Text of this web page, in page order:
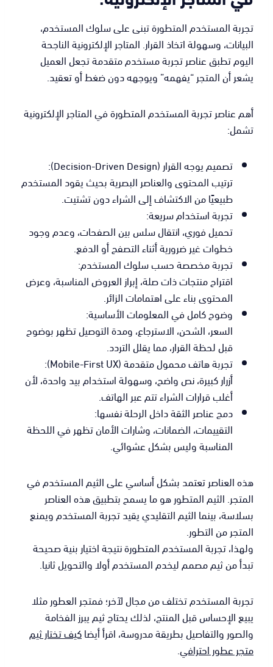
تجربة المستخدم المتطورة تبنى على سلوك المستخدم،
البيانات، وسهولة اتخاذ القرار. المتاجر الإلكترونية الناجحة
اليوم تطبق عناصر تجربة مستخدم متقدمة تجعل العميل
يشعر أن المتجر “يفهمه” ويوجهه دون ضغط أو تعقيد.
أهم عناصر تجربة المستخدم المتطورة في المتاجر الإلكترونية
تشمل:
تصميم يوجه القرار (Decision-Driven Design):
ترتيب المحتوى والعناصر البصرية بحيث يقود المستخدم
طبيعيًا من الاكتشاف إلى الشراء دون تشتيت.
تجربة استخدام سريعة:
تحميل فوري، انتقال سلس بين الصفحات، وعدم وجود
خطوات غير ضرورية أثناء التصفح أو الدفع.
تجربة مخصصة حسب سلوك المستخدم:
اقتراح منتجات ذات صلة، إبراز العروض المناسبة، وعرض
المحتوى بناء على اهتمامات الزائر.
وضوح كامل في المعلومات الأساسية:
السعر، الشحن، الاسترجاع، ومدة التوصيل تظهر بوضوح
قبل لحظة القرار، مما يقلل التردد.
تجربة هاتف محمول متقدمة (Mobile-First UX):
أزرار كبيرة، نص واضح، وسهولة استخدام بيد واحدة، لأن
أغلب قرارات الشراء تتم عبر الهاتف.
دمج عناصر الثقة داخل الرحلة نفسها:
التقييمات، الضمانات، وشارات الأمان تظهر في اللحظة
المناسبة وليس بشكل عشوائي.
هذه العناصر تعتمد بشكل أساسي على الثيم المستخدم في
المتجر. الثيم المتطور هو ما يسمح بتطبيق هذه العناصر
بسلاسة، بينما الثيم التقليدي يقيد تجربة المستخدم ويمنع
المتجر من التطور.
ولهذا، تجربة المستخدم المتطورة نتيجة اختيار بنية صحيحة
تبدأ من ثيم مصمم ليخدم المستخدم أولا والتحويل ثانيا.
تجربة المستخدم تختلف من مجال لآخر؛ فمتجر العطور مثلا
يبيع الإحساس قبل المنتج، لذلك يحتاج ثيم يبرز الفخامة
والصور والتفاصيل بطريقة مدروسة، اقرأ أيضاكيف تختار ثيم
متجر عطور احترافي.